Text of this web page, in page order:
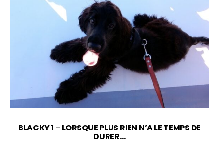
BLACKY 1 – LORSQUE PLUS RIEN N’A LE TEMPS DE
DURER…